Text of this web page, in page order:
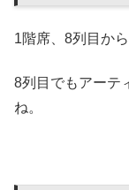
1階席、8列目か
8列目でもアーテ
ね。